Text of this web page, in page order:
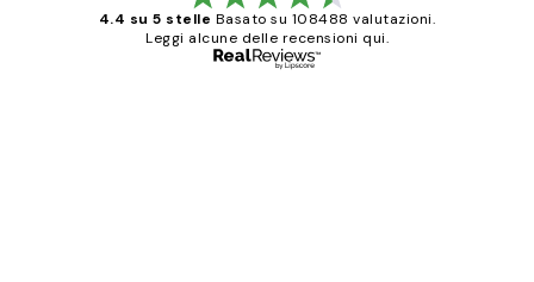
4.4 su 5 stelle Basato su 108488 valutazioni.
Leggi alcune delle recensioni qui.